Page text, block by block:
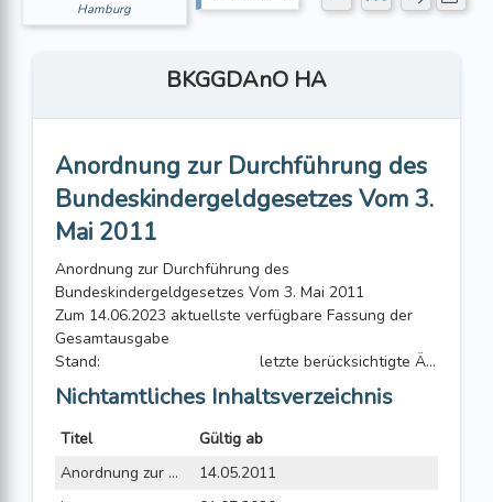
Hamburg
BKGGDAnO HA
Anordnung zur Durchführung des
Bundeskindergeldgesetzes Vom 3.
Mai 2011
Anordnung zur Durchführung des
Bundeskindergeldgesetzes Vom 3. Mai 2011
Zum 14.06.2023 aktuellste verfügbare Fassung der
Gesamtausgabe
Stand:
letzte berücksichtigte Änderung: geändert durch Artikel 207 der Anordnung vom 6. Oktober 2020 (Amtl. Anz. S. 2089, 2115)
Nichtamtliches Inhaltsverzeichnis
Titel
Gültig ab
Anordnung zur Durchführung des Bundeskindergeldgesetzes vom 3. Mai 2011
14.05.2011